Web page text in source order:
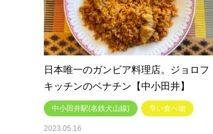
日本唯一のガンビア料理店。ジョロフ
キッチンのベナチン【中小田井】
中小田井駅(名鉄犬山線) 辛い食べ物
2023.05.16